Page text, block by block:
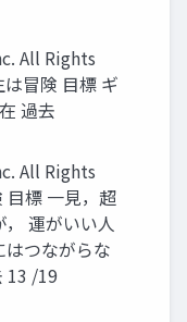
All Rights
冒険 目標 ギ
過去
All Rights
目標 一見，超
運がいい人
つながらな
13 /19